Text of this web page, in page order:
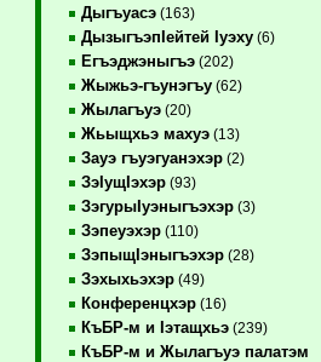
Дыгъуасэ(163)
ДызыгъэпIейтей Iуэху(6)
Егъэджэныгъэ(202)
Жыжьэ-гъунэгъу(62)
Жылагъуэ(20)
Жьыщхьэ махуэ(13)
Зауэ гъуэгуанэхэр(2)
ЗэIущIэхэр(93)
ЗэгурыIуэныгъэхэр(3)
Зэпеуэхэр(110)
ЗэпыщIэныгъэхэр(28)
Зэхыхьэхэр(49)
Конференцхэр(16)
КъБР-м и Iэтащхьэ(239)
КъБР-м и Жылагъуэ палатэм